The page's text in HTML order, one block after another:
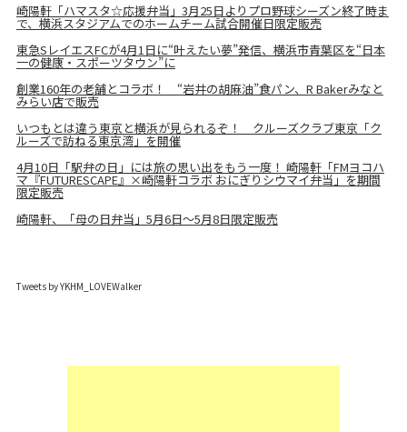
崎陽軒「ハマスタ☆応援弁当」3月25日よりプロ野球シーズン終了時ま
で、横浜スタジアムでのホームチーム試合開催日限定販売
東急SレイエスFCが4月1日に“叶えたい夢”発信、横浜市青葉区を“日本
一の健康・スポーツタウン”に
創業160年の老舗とコラボ！ “岩井の胡麻油”食パン、R Bakerみなと
みらい店で販売
いつもとは違う東京と横浜が見られるぞ！ クルーズクラブ東京「ク
ルーズで訪ねる東京湾」を開催
4月10日「駅弁の日」には旅の思い出をもう一度！ 崎陽軒「FMヨコハ
マ『FUTURESCAPE』×崎陽軒コラボ おにぎりシウマイ弁当」を期間
限定販売
崎陽軒、「母の日弁当」5月6日～5月8日限定販売
Tweets by YKHM_LOVEWalker